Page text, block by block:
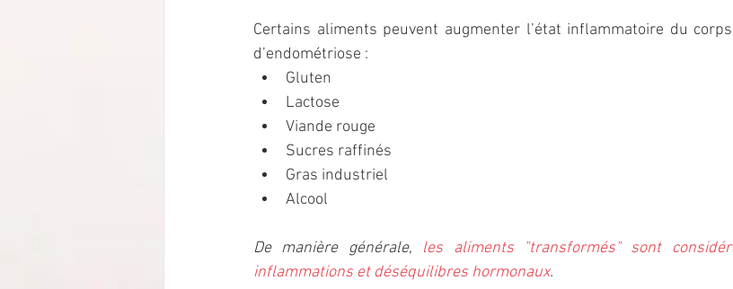
Certains aliments peuvent augmenter l’état inflammatoire du
d’endométriose :
Gluten
Lactose
Viande rouge
Sucres raffinés
Gras industriel
Alcool
De manière générale, les aliments "transformés" sont
inflammations et déséquilibres hormonaux.